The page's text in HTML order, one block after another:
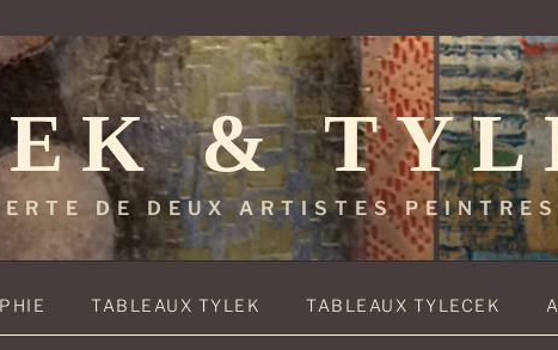
&
DE DEUX ARTISTES
TABLEAUX TYLEK TABLEAUX TYLECEK